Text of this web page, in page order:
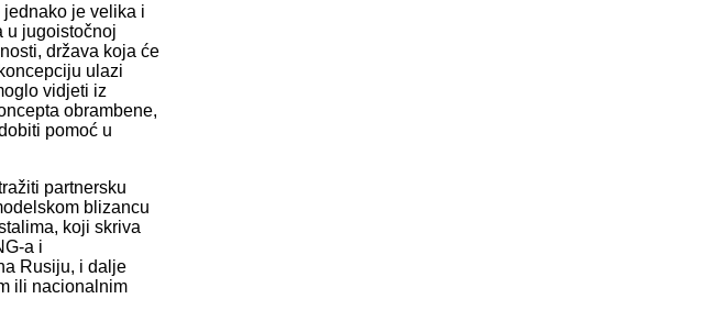
je velika i
u jugoistočnoj
država koja će
ulazi
vidjeti iz
obrambene,
pomoć u
partnersku
blizancu
koji skriva
a i
Rusiju, i dalje
ili nacionalnim